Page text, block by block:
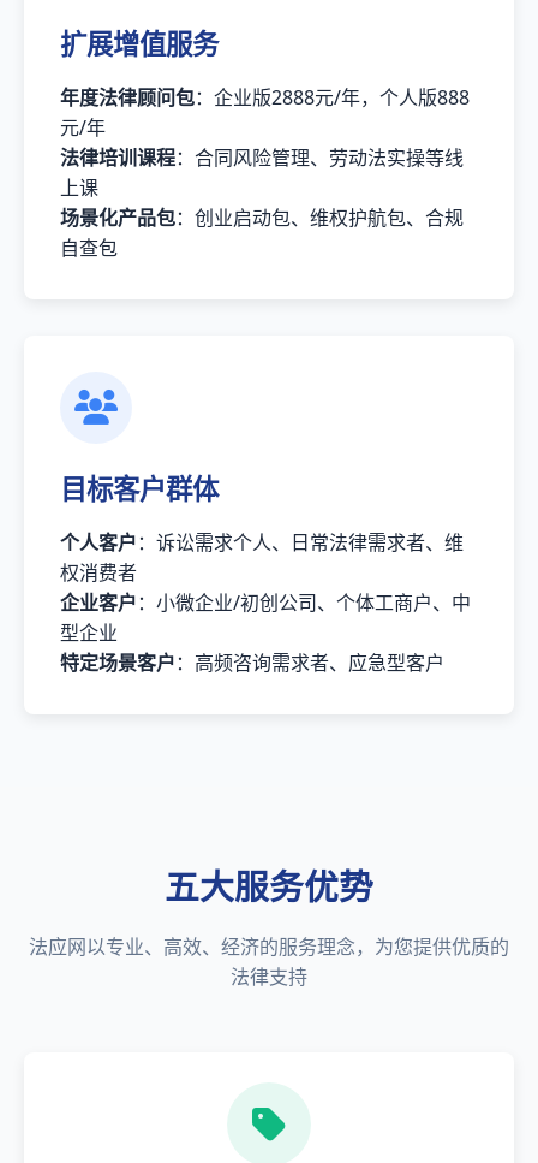
扩展增值服务
年度法律顾问包：企业版2888元/年，个人版888
元/年
法律培训课程：合同风险管理、劳动法实操等线
上课
场景化产品包：创业启动包、维权护航包、合规
自查包
目标客户群体
个人客户：诉讼需求个人、日常法律需求者、维
权消费者
企业客户：小微企业/初创公司、个体工商户、中
型企业
特定场景客户：高频咨询需求者、应急型客户
五大服务优势
法应网以专业、高效、经济的服务理念，为您提供优质的
法律支持